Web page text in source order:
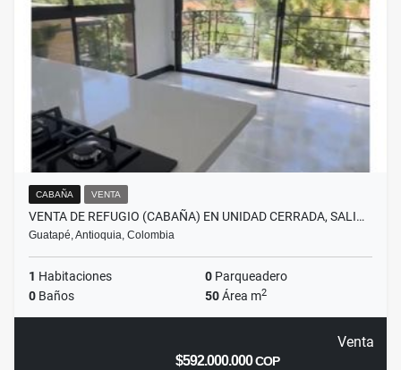
CABAÑA VENTA
VENTA DE REFUGIO (CABAÑA) EN UNIDAD CERRADA, SALI…
Guatapé, Antioquia, Colombia
1 Habitaciones 0 Parqueadero
0 Baños 50Área m2
Venta
$592.000.000COP